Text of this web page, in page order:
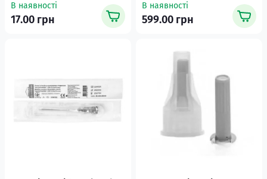
В наявності
17.00 грн
В наявності
599.00 грн